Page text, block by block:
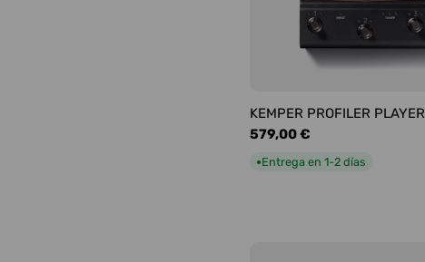
KEMPER PROFILER PLAYER
Precio
habitual
579,00 €
●Entrega en 1-2 días